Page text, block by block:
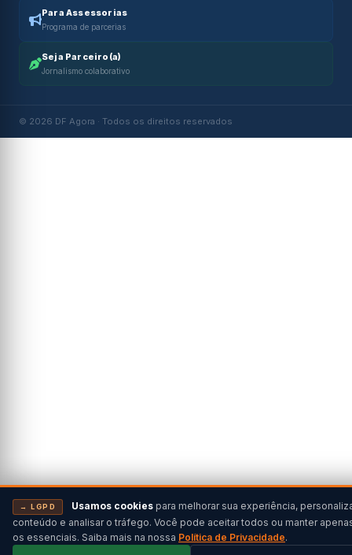
Para Assessorias
Programa de parcerias
Seja Parceiro(a)
Jornalismo colaborativo
© 2026 DF Agora · Todos os direitos reservados
→ LGPD Usamos cookies para melhorar sua experiência,
conteúdo e analisar o tráfego. Você pode aceitar todos ou manter
os essenciais. Saiba mais na nossa Política de Privacidade.